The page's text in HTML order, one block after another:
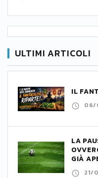
ULTIMI ARTICOLI
IL
06/
LA
GIÀ
21/